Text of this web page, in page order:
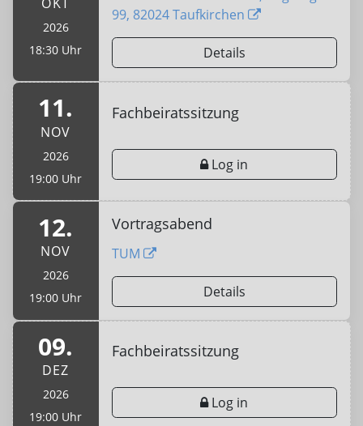
2026
18:30 Uhr
99, 82024 Taufkirchen
Details
11.
NOV
2026
19:00 Uhr
Fachbeiratssitzung
Log in
12.
NOV
2026
19:00 Uhr
Vortragsabend
TUM
Details
09.
DEZ
2026
19:00 Uhr
Fachbeiratssitzung
Log in